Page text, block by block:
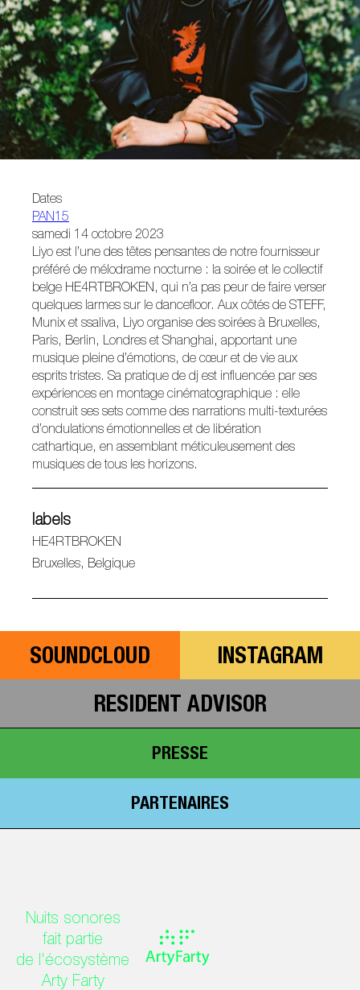
Dates
PAN15
samedi 14 octobre 2023
Liyo est l’une des têtes pensantes de notre fournisseur
préféré de mélodrame nocturne : la soirée et le collectif
belge HE4RTBROKEN, qui n’a pas peur de faire verser
quelques larmes sur le dancefloor. Aux côtés de STEFF,
Munix et ssaliva, Liyo organise des soirées à Bruxelles,
Paris, Berlin, Londres et Shanghai, apportant une
musique pleine d’émotions, de cœur et de vie aux
esprits tristes. Sa pratique de dj est influencée par ses
expériences en montage cinématographique : elle
construit ses sets comme des narrations multi-texturées
d’ondulations émotionnelles et de libération
cathartique, en assemblant méticuleusement des
musiques de tous les horizons.
labels
HE4RTBROKEN
Bruxelles, Belgique
SOUNDCLOUD INSTAGRAM
RESIDENT ADVISOR
PRESSE
PARTENAIRES
Nuits sonores
fait partie
de l'écosystème
Arty Farty